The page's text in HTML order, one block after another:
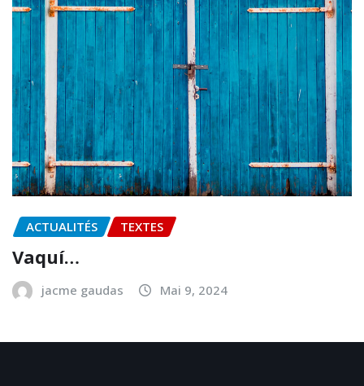
ACTUALITÉS TEXTES
Vaquí…
jacme gaudas Mai 9, 2024